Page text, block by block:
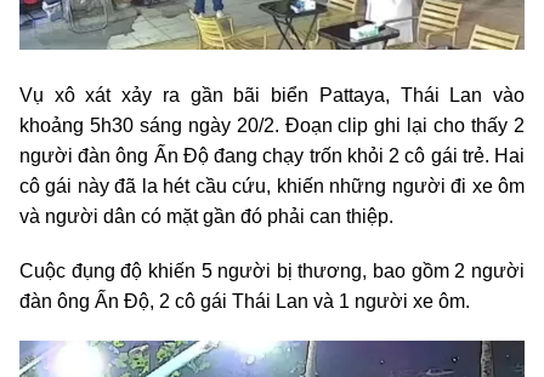
Vụ xô xát xảy ra gần bãi biển Pattaya, Thái Lan vào
khoảng 5h30 sáng ngày 20/2. Đoạn clip ghi lại cho thấy 2
người đàn ông Ấn Độ đang chạy trốn khỏi 2 cô gái trẻ. Hai
cô gái này đã la hét cầu cứu, khiến những người đi xe ôm
và người dân có mặt gần đó phải can thiệp.
Cuộc đụng độ khiến 5 người bị thương, bao gồm 2 người
đàn ông Ấn Độ, 2 cô gái Thái Lan và 1 người xe ôm.